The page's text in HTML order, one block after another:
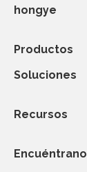
hongye
Productos
Soluciones
Recursos